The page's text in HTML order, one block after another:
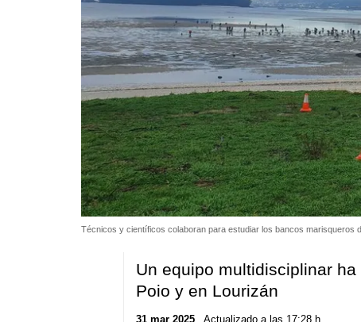
Técnicos y científicos colaboran para estudiar los bancos marisqueros
Un equipo multidisciplinar
Poio y en Lourizán
31 mar 2025. Actualizado a las 17:28 h.